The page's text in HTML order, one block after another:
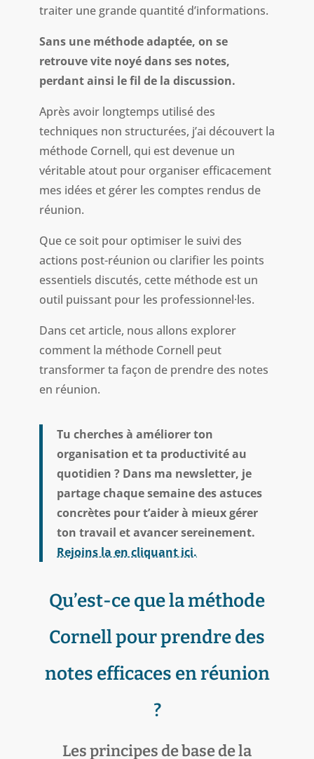
traiter une grande quantité d’informations.
Sans une méthode adaptée, on se
retrouve vite noyé dans ses notes,
perdant ainsi le fil de la discussion.
Après avoir longtemps utilisé des
techniques non structurées, j’ai découvert la
méthode Cornell, qui est devenue un
véritable atout pour organiser efficacement
mes idées et gérer les comptes rendus de
réunion.
Que ce soit pour optimiser le suivi des
actions post-réunion ou clarifier les points
essentiels discutés, cette méthode est un
outil puissant pour les professionnel·les.
Dans cet article, nous allons explorer
comment la méthode Cornell peut
transformer ta façon de prendre des notes
en réunion.
Tu cherches à améliorer ton
organisation et ta productivité au
quotidien ? Dans ma newsletter, je
partage chaque semaine des astuces
concrètes pour t’aider à mieux gérer
ton travail et avancer sereinement.
Rejoins la en cliquant ici.
Qu’est-ce que la méthode
Cornell pour prendre des
notes efficaces en réunion
?
Les principes de base de la